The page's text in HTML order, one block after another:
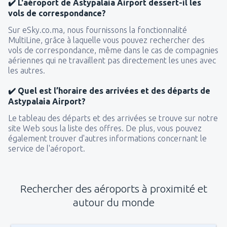
✔️ L'aéroport de Astypalaia Airport dessert-il les
vols de correspondance?
Sur eSky.co.ma, nous fournissons la fonctionnalité
MultiLine, grâce à laquelle vous pouvez rechercher des
vols de correspondance, même dans le cas de compagnies
aériennes qui ne travaillent pas directement les unes avec
les autres.
✔️ Quel est l’horaire des arrivées et des départs de
Astypalaia Airport?
Le tableau des départs et des arrivées se trouve sur notre
site Web sous la liste des offres. De plus, vous pouvez
également trouver d'autres informations concernant le
service de l'aéroport.
Rechercher des aéroports à proximité et
autour du monde